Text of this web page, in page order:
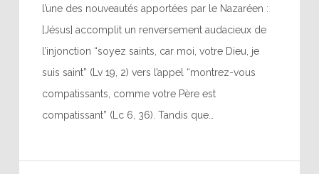
l’une des nouveautés apportées par le Nazaréen :
[Jésus] accomplit un renversement audacieux de
l’injonction “soyez saints, car moi, votre Dieu, je
suis saint” (Lv 19, 2) vers l’appel “montrez-vous
compatissants, comme votre Père est
compatissant” (Lc 6, 36). Tandis que…